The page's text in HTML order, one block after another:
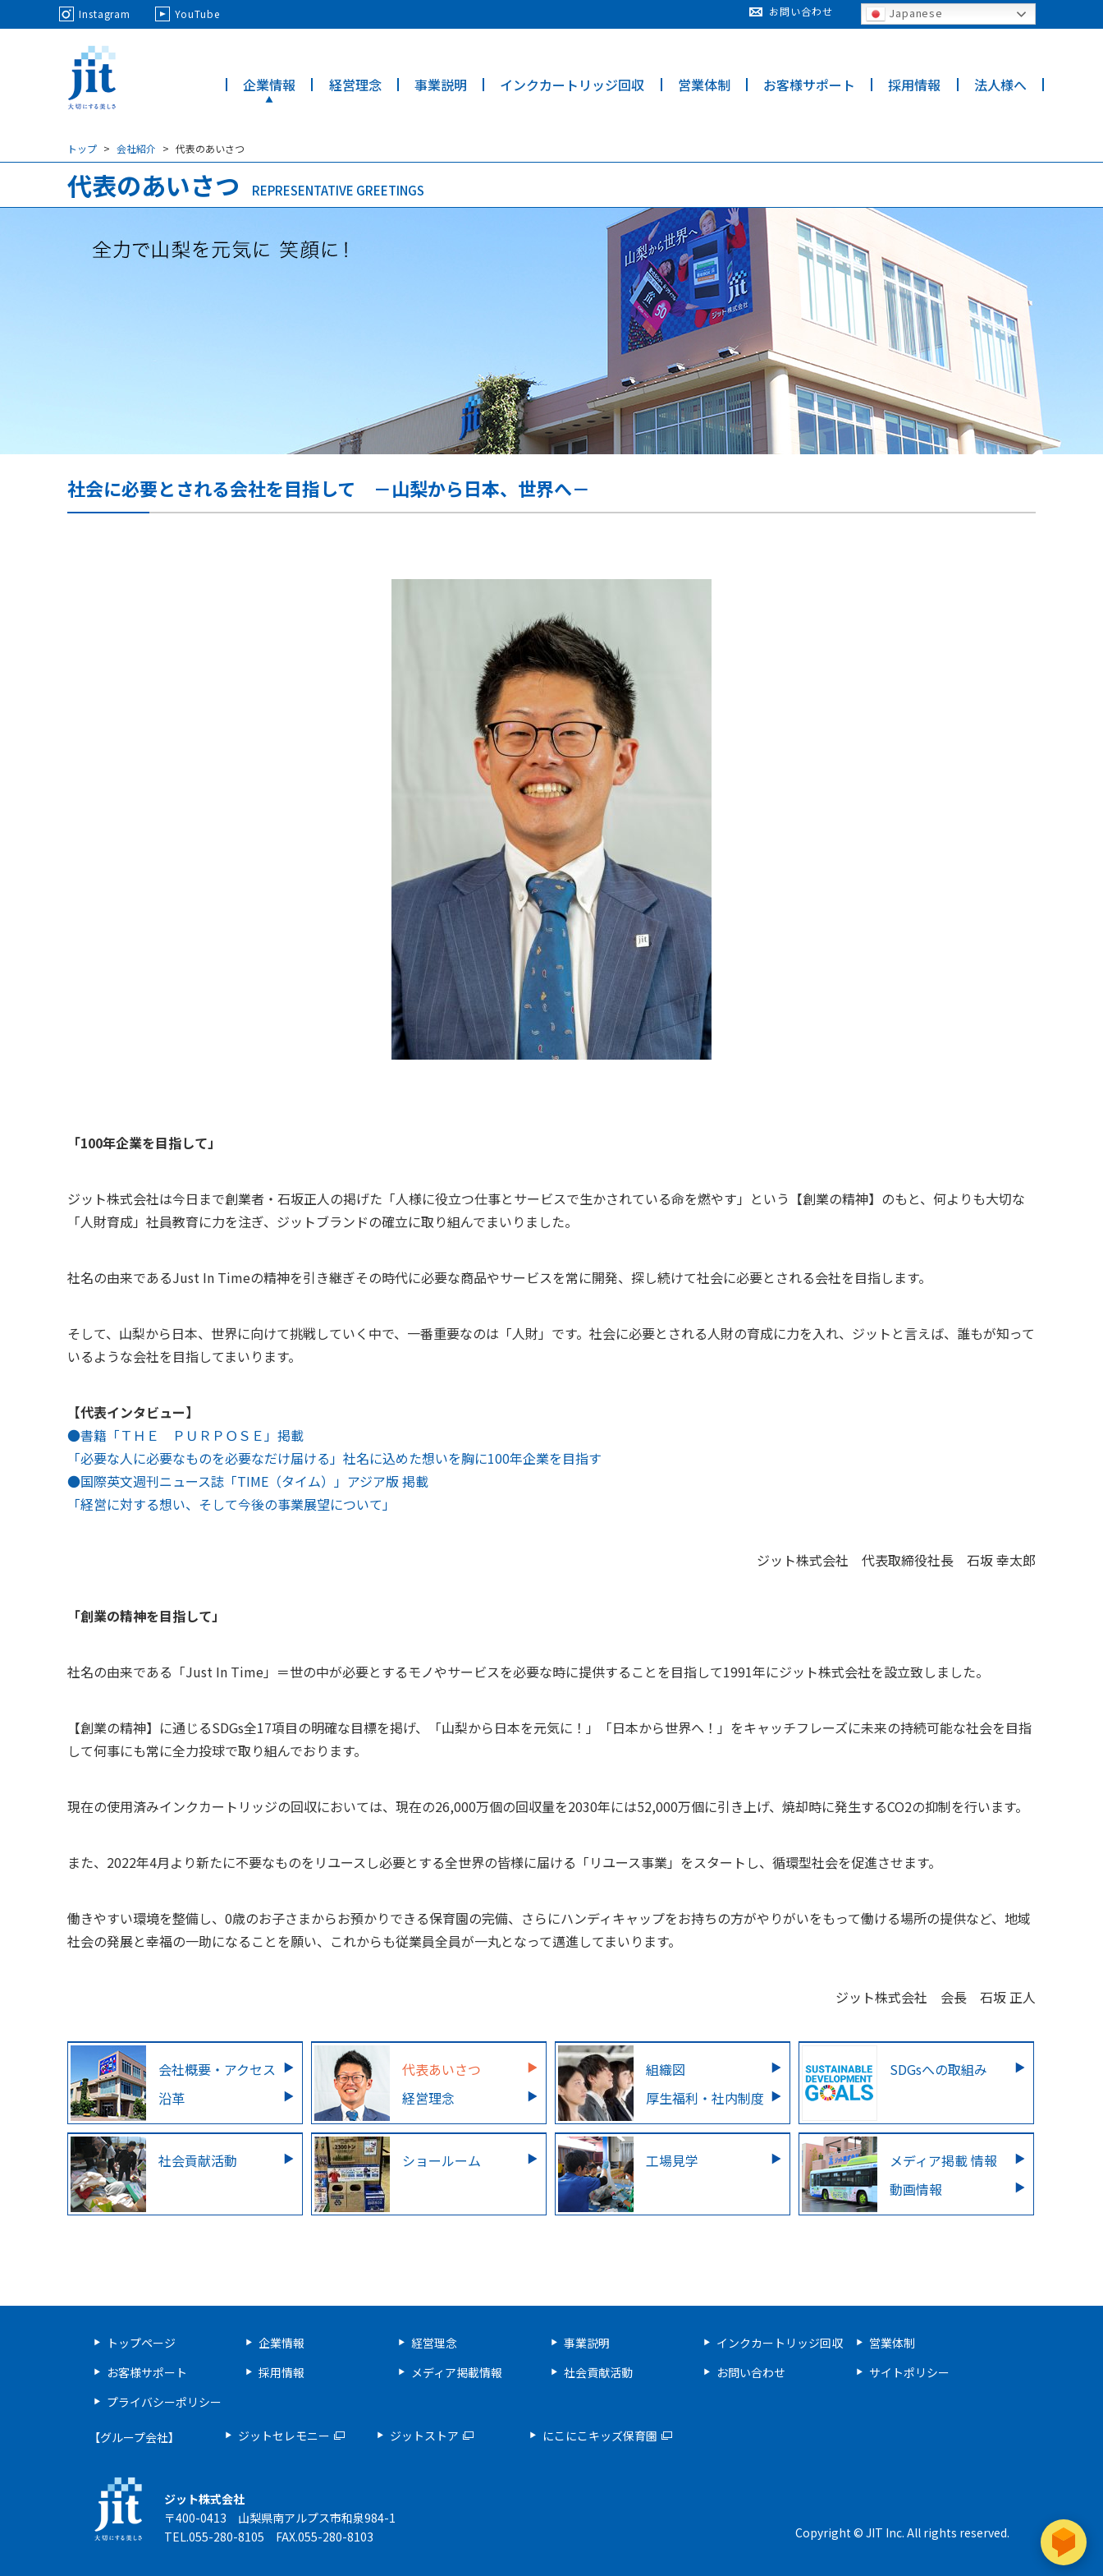
式会社
企業情報 経営理念 事業説明 インクカートリッジ回収 営業体制 お客様サポート 採用情報 法人様へ
お問い合わせ Japanese
Instagram YouTube
トップ 会社紹介 代表のあいさつ
代表のあいさつ REPRESENTATIVE GREETINGS
社会に必要とされる会社を目指して －山梨から日本、世界へ－
「100年企業を目指して」
ジット株式会社は今日まで創業者・石坂正人の掲げた「人様に役立つ仕事とサービスで生かされている命を燃やす」という【創業の精神】のもと、何よりも大切な
「人財育成」社員教育に力を注ぎ、ジットブランドの確立に取り組んでまいりました。
社名の由来であるJust In Timeの精神を引き継ぎその時代に必要な商品やサービスを常に開発、探し続けて社会に必要とされる会社を目指します。
そして、山梨から日本、世界に向けて挑戦していく中で、一番重要なのは「人財」です。社会に必要とされる人財の育成に力を入れ、ジットと言えば、誰もが知って
いるような会社を目指してまいります。
【代表インタビュー】
●書籍「ＴＨＥ ＰＵＲＰＯＳＥ」掲載
「必要な人に必要なものを必要なだけ届ける」社名に込めた想いを胸に100年企業を目指す
●国際英文週刊ニュース誌「TIME（タイム）」アジア版 掲載
「経営に対する想い、そして今後の事業展望について」
ジット株式会社 代表取締役社長 石坂 幸太郎
「創業の精神を目指して」
社名の由来である「Just In Time」＝世の中が必要とするモノやサービスを必要な時に提供することを目指して1991年にジット株式会社を設立致しました。
【創業の精神】に通じるSDGs全17項目の明確な目標を掲げ、「山梨から日本を元気に！」「日本から世界へ！」をキャッチフレーズに未来の持続可能な社会を目指
して何事にも常に全力投球で取り組んでおります。
現在の使用済みインクカートリッジの回収においては、現在の26,000万個の回収量を2030年には52,000万個に引き上げ、焼却時に発生するCO2の抑制を行います。
また、2022年4月より新たに不要なものをリユースし必要とする全世界の皆様に届ける「リユース事業」をスタートし、循環型社会を促進させます。
働きやすい環境を整備し、0歳のお子さまからお預かりできる保育園の完備、さらにハンディキャップをお持ちの方がやりがいをもって働ける場所の提供など、地域
社会の発展と幸福の一助になることを願い、これからも従業員全員が一丸となって邁進してまいります。
ジット株式会社 会長 石坂 正人
会社概要・アクセス
沿革
代表あいさつ
経営理念
組織図
厚生福利・社内制度
SDGsへの取組み
社会貢献活動 ショールーム 工場見学
メディア掲載 情報
動画情報
トップページ 企業情報 経営理念 事業説明 インクカートリッジ回収
営業体制
お客様サポート
採用情報 メディア掲載情報 社会貢献活動 お問い合わせ
サイトポリシー
プライバシーポリシー
【グループ会社】 ジットセレモニー ジットストア にこにこキッズ保育園
ジット株式会社
〒400-0413 山梨県南アルプス市和泉984-1
TEL.055-280-8105 FAX.055-280-8103
Copyright © JIT Inc. All rights reserved.
May we use cookies to track your activities? We take your privacy very seriously. Please see our privacy policy for details and any questions.Yes No